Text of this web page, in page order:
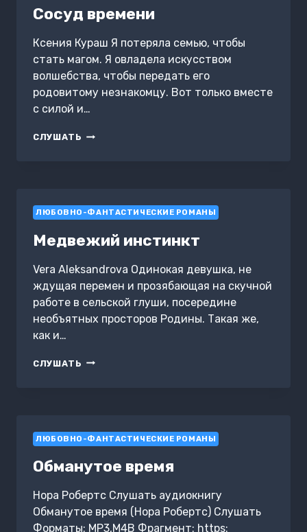
Сосуд времени
Ксения Кураш Я потеряла семью, чтобы
стать магом. Я овладела искусством
волшебства, чтобы передать его
родовитому незнакомцу. Вот только вместе
с силой и…
СЛУШАТЬ СОСУД
ЛЮБОВНО-ФАНТАСТИЧЕСКИЕ РОМАНЫ
Медвежий инстинкт
Vera Aleksandrova Одинокая девушка, не
ждущая перемен и прозябающая на скучной
работе в сельской глуши, посередине
необъятных просторов Родины. Такая же,
как и…
СЛУШАТЬ МЕДВЕЖИЙ
ЛЮБОВНО-ФАНТАСТИЧЕСКИЕ РОМАНЫ
Обманутое время
Нора Робертс Слушать аудиокнигу
Обманутое время (Нора Робертс) Слушать
Форматы: MP3,M4B Фрагмент: https: